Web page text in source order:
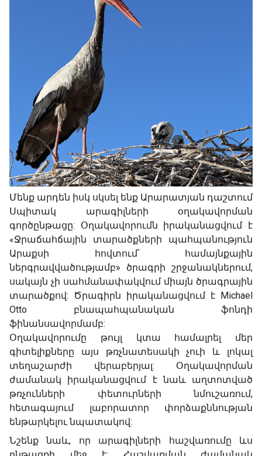
Մենք արդեն իսկ սկսել ենք Արարատյան դաշտում
Սպիտակ արագիլների օղակավորման
գործընթացը: Օղակավորումն իրականացվում է
«Ջրաճահճային տարածքների պահպանություն
Արաքսի հովտում՝ համայնքային
ներգրավվածությամբ» ծրագրի շրջանակներում,
սակայն չի սահմանափակվում միայն ծրագրային
տարածքով: Ծրագիրն իրականացվում է Michael
Otto բնապահպանական ֆոնդի
ֆինանսավորմամբ:
Օղակավորումը թույլ կտա համալրել մեր
գիտելիքները այս թռչնատեսակի չուի և լոկալ
տեղաշարժի վերաբերյալ: Օղակավորման
ժամանակ իրականացվում է նաև աղտոտված
թռչունների փետուրների նմուշառում,
հետագայում լաբորատոր փորձաքննության
ենթարկելու նպատակով:
Նշենք նաև, որ արագիլների հաշվառումը ևս